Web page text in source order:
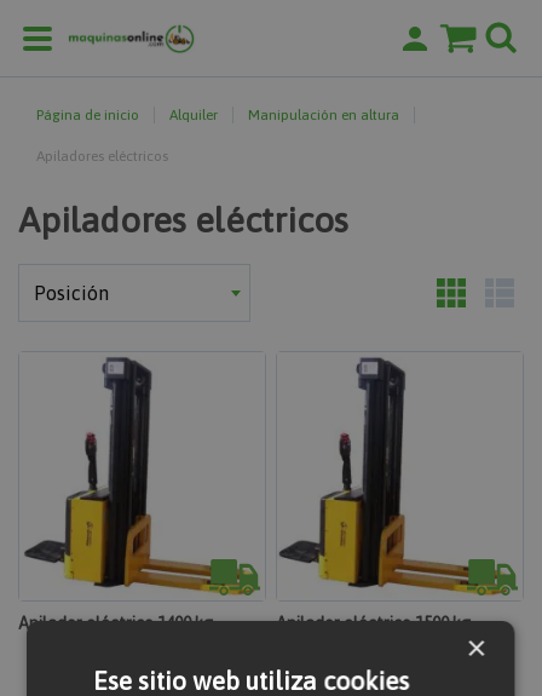
Página de inicio Alquiler Manipulación en altura
Apiladores eléctricos
Apiladores eléctricos
Apilador eléctrico 1400 kg Apilador eléctrico 1500 kg
×
Ese sitio web utiliza cookies